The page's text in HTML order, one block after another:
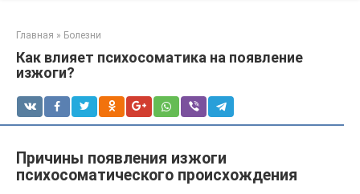
Главная » Болезни
Как влияет психосоматика на появление
изжоги?
Причины появления изжоги
психосоматического происхождения